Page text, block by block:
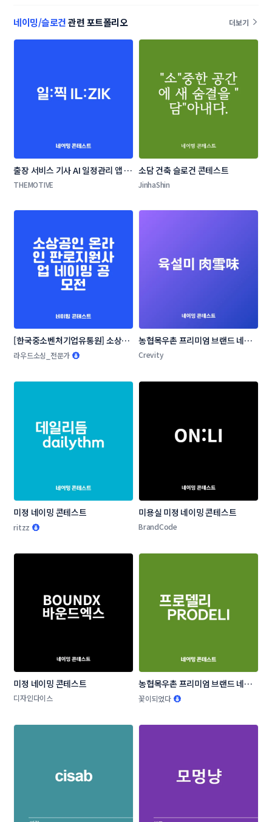
네이밍/슬로건관련 포트폴리오 더보기
출장 서비스 기사 AI 일정관리 앱 네
이밍 콘테스트
THEMOTIVE
소담 건축 슬로건 콘테스트
JinhaShin
[한국중소벤처기업유통원] 소상공
인 온라인 판로지원사업 네이밍 공
라우드소싱_전문가
농협목우촌 프리미엄 브랜드 네이
밍 공모
Crevity
미정 네이밍 콘테스트
ritzz
미용실 미정 네이밍 콘테스트
BrandCode
미정 네이밍 콘테스트
디자인다이스
농협목우촌 프리미엄 브랜드 네이
밍 공모
꽃이되었다